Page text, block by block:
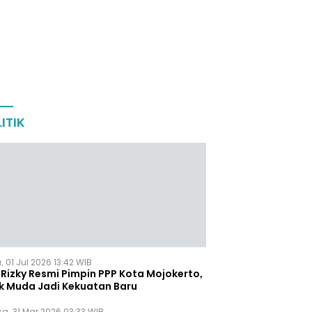
01 Jul 2026 13:42 WIB
Resmi Pimpin PPP Kota Mojokerto,
Muda Jadi Kekuatan Baru